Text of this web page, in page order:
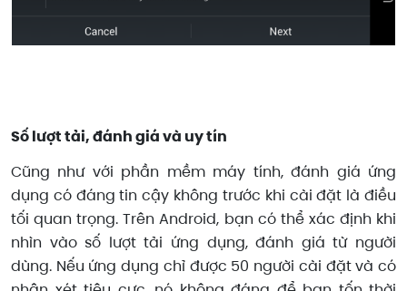
Số lượt tải, đánh giá và uy tín
Cũng như với phần mềm máy tính, đánh giá ứng
dụng có đáng tin cậy không trước khi cài đặt là điều
tối quan trọng. Trên Android, bạn có thể xác định khi
nhìn vào số lượt tải ứng dụng, đánh giá từ người
dùng. Nếu ứng dụng chỉ được 50 người cài đặt và có